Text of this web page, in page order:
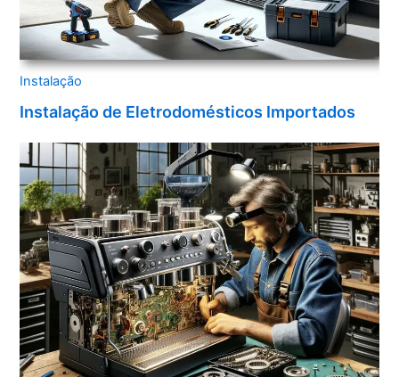
Instalação
Instalação de Eletrodomésticos Importados